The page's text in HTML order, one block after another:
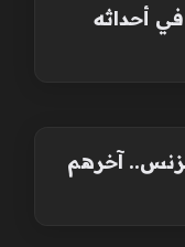
أحداثه
آخرهم